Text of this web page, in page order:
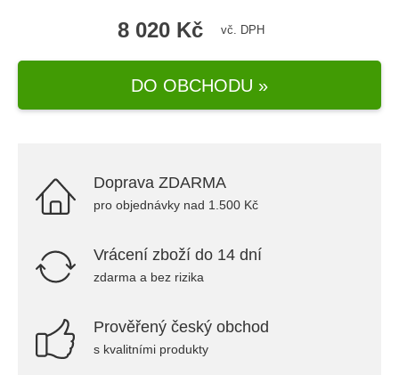
8 020 Kč vč. DPH
DO OBCHODU »
Doprava ZDARMA
pro objednávky nad 1.500 Kč
Vrácení zboží do 14 dní
zdarma a bez rizika
Prověřený český obchod
s kvalitními produkty